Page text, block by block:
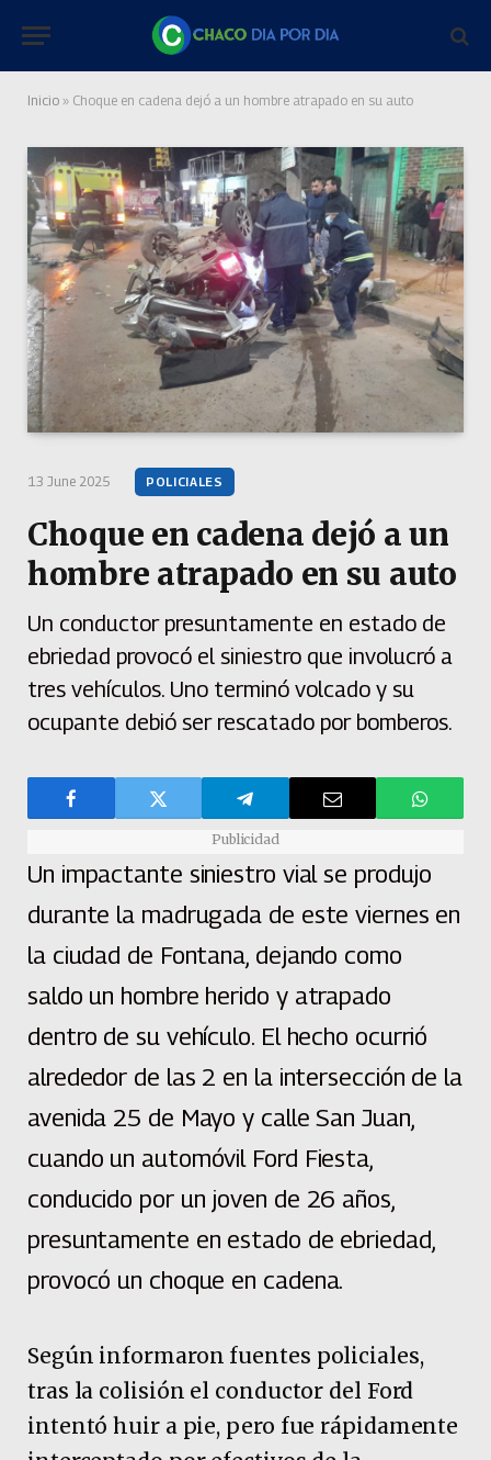
Inicio » Choque en cadena dejó a un hombre atrapado en su auto
13 June 2025 POLICIALES
Choque en cadena dejó a un
hombre atrapado en su auto
Un conductor presuntamente en estado de
ebriedad provocó el siniestro que involucró a
tres vehículos. Uno terminó volcado y su
ocupante debió ser rescatado por bomberos.
Publicidad
Un impactante siniestro vial se produjo
durante la madrugada de este viernes en
la ciudad de Fontana, dejando como
saldo un hombre herido y atrapado
dentro de su vehículo. El hecho ocurrió
alrededor de las 2 en la intersección de la
avenida 25 de Mayo y calle San Juan,
cuando un automóvil Ford Fiesta,
conducido por un joven de 26 años,
presuntamente en estado de ebriedad,
provocó un choque en cadena.
Según informaron fuentes policiales,
tras la colisión el conductor del Ford
intentó huir a pie, pero fue rápidamente